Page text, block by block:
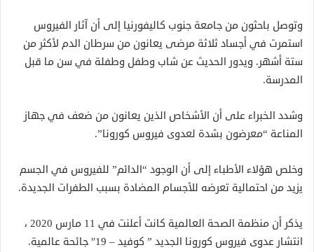
وتوصل باحثون من جامعة جنوب كاليفورنيا إلى أن آثار الفيروس
استمرت في أجساد ثلاثة مرضى يعانون من سرطان الدم لأكثر من
ستة أشهر. ويدور الحديث عن شاب وطفل وطفلة في سن ما قبل
المدرسة.
وشدد الخبراء على أن الأشخاص الذين يعانون من ضعف في جهاز
المناعة “معرضون بشدة لعدوى فيروس كورونا”.
وخلص هؤلاء الأطباء إلى أن الوجود “الدائم” للفيروس في الجسم
يزيد من احتمالية تعرضه للأجسام المضادة بسبب الطفرات الجديدة.
يذكر أن منظمة الصحة العالمية كانت أعلنت في 11 مارس 2020 ،
انتشار عدوى فيروس كورونا الجديد ” كوفيد – 19″ جائحة عالمية.